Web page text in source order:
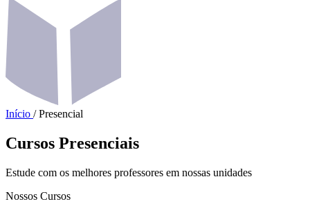
Início / Presencial
Cursos Presenciais
Estude com os melhores professores em nossas unidades
Nossos Cursos